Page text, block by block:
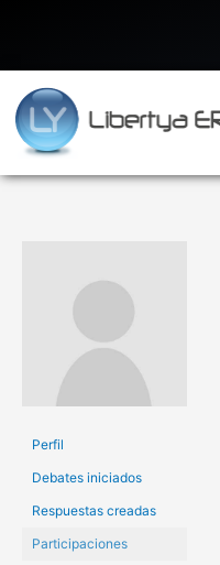
Perfil
Debates iniciados
Respuestas creadas
Participaciones